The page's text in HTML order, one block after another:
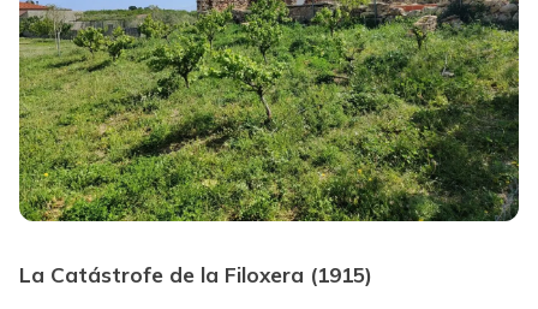
La Catástrofe de la Filoxera (1915)